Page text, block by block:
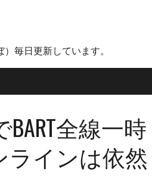
毎日更新しています。
全線一時
ラインは依然